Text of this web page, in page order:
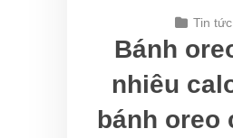
Tin tức
Bánh
nhiêu
bánh oreo